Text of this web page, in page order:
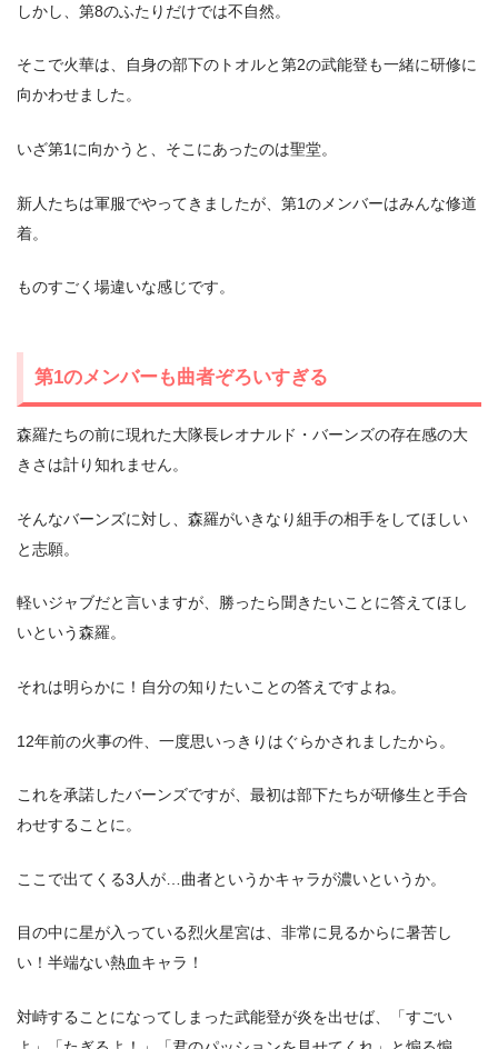
しかし、第8のふたりだけでは不自然。
そこで火華は、自身の部下のトオルと第2の武能登も一緒に研修に
向かわせました。
いざ第1に向かうと、そこにあったのは聖堂。
新人たちは軍服でやってきましたが、第1のメンバーはみんな修道
着。
ものすごく場違いな感じです。
第1のメンバーも曲者ぞろいすぎる
森羅たちの前に現れた大隊長レオナルド・バーンズの存在感の大
きさは計り知れません。
そんなバーンズに対し、森羅がいきなり組手の相手をしてほしい
と志願。
軽いジャブだと言いますが、勝ったら聞きたいことに答えてほし
いという森羅。
それは明らかに！自分の知りたいことの答えですよね。
12年前の火事の件、一度思いっきりはぐらかされましたから。
これを承諾したバーンズですが、最初は部下たちが研修生と手合
わせすることに。
ここで出てくる3人が…曲者というかキャラが濃いというか。
目の中に星が入っている烈火星宮は、非常に見るからに暑苦し
い！半端ない熱血キャラ！
対峙することになってしまった武能登が炎を出せば、「すごい